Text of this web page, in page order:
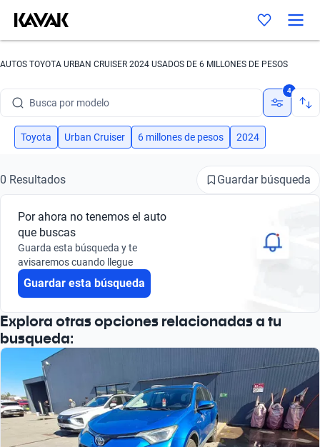
AUTOS TOYOTA URBAN CRUISER 2024 USADOS DE 6 MILLONES DE PESOS
Busca por modelo
Busca por versión
Busca por marca
Busca por modelo
Busca por versión
4
Toyota Urban Cruiser 6 millones de pesos 2024
0 Resultados Guardar búsqueda
Por ahora no tenemos el auto
que buscas
Guarda esta búsqueda y te
avisaremos cuando llegue
Guardar esta búsqueda
Explora otras opciones relacionadas a tu
busqueda: